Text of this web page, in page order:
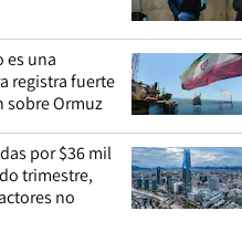
es una
registra fuerte
sobre Ormuz
por $36 mil
trimestre,
no